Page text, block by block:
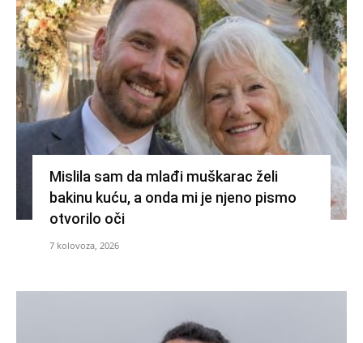
Mislila sam da mlađi muškarac želi
bakinu kuću, a onda mi je njeno pismo
otvorilo oči
7 kolovoza, 2026